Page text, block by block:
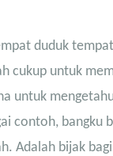
duduk
cukup untuk
untuk
contoh,
Adalah bijak